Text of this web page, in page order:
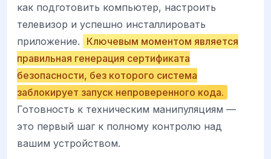
как подготовить компьютер, настроить
телевизор и успешно инсталлировать
приложение.
Ключевым моментом является
правильная генерация сертификата
безопасности, без которого система
заблокирует запуск непроверенного кода.
Готовность к техническим манипуляциям —
это первый шаг к полному контролю над
вашим устройством.